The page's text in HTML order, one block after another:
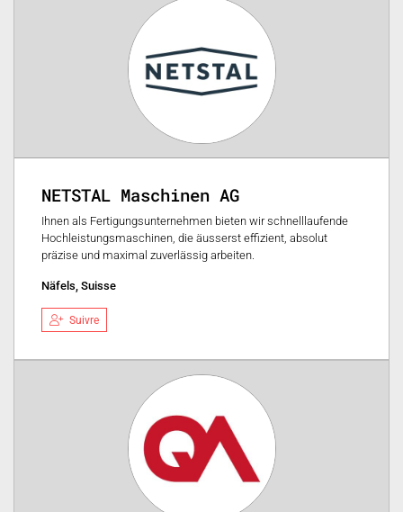
NETSTAL Maschinen AG
Ihnen als Fertigungsunternehmen bieten wir schnelllaufende
Hochleistungsmaschinen, die äusserst effizient, absolut
präzise und maximal zuverlässig arbeiten.
Näfels, Suisse
Suivre